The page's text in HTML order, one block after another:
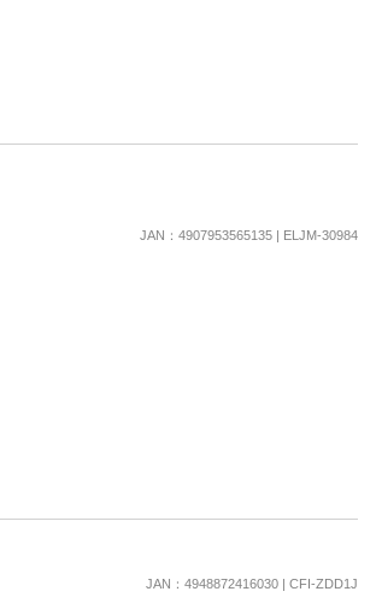
JAN：4907953565135 | ELJM-30984
JAN：4948872416030 | CFI-ZDD1J